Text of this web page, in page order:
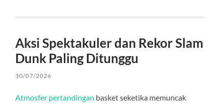
Aksi Spektakuler dan Rekor Slam
Dunk Paling Ditunggu
30/07/2026
Atmosfer pertandingan basket seketika memuncak